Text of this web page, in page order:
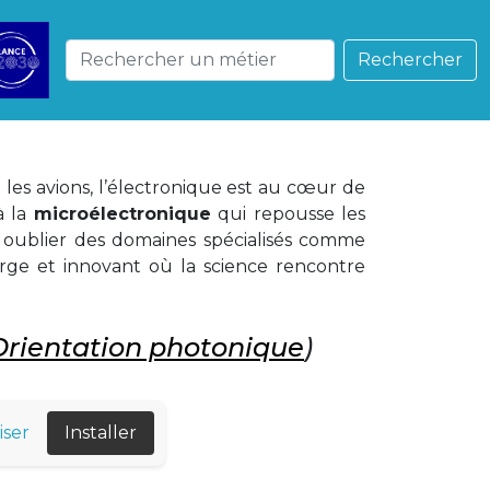
Rechercher
avions, l’électronique est au cœur de
la microélectronique qui repousse les
des domaines spécialisés comme
et innovant où la science rencontre
photonique)
Installer